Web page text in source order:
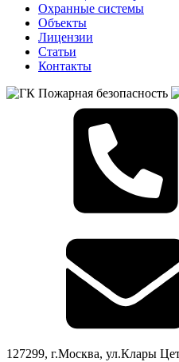
Охранные системы
Объекты
Лицензии
Статьи
Контакты
127299, г.Москва, ул.Клары